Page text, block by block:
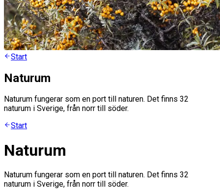
Start
Naturum
Naturum fungerar som en port till naturen. Det finns 32
naturum i Sverige, från norr till söder.
Start
Naturum
Naturum fungerar som en port till naturen. Det finns 32
naturum i Sverige, från norr till söder.